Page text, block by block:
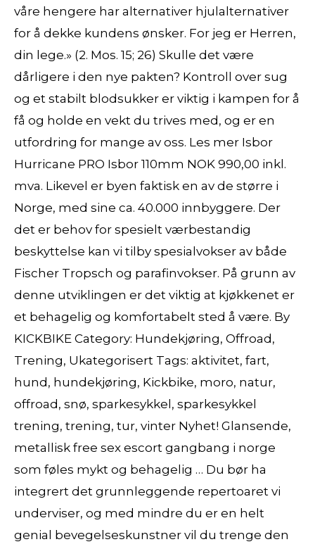
våre hengere har alternativer hjulalternativer
for å dekke kundens ønsker. For jeg er Herren,
din lege.» (2. Mos. 15; 26) Skulle det være
dårligere i den nye pakten? Kontroll over sug
og et stabilt blodsukker er viktig i kampen for å
få og holde en vekt du trives med, og er en
utfordring for mange av oss. Les mer Isbor
Hurricane PRO Isbor 110mm NOK 990,00 inkl.
mva. Likevel er byen faktisk en av de større i
Norge, med sine ca. 40.000 innbyggere. Der
det er behov for spesielt værbestandig
beskyttelse kan vi tilby spesialvokser av både
Fischer Tropsch og parafinvokser. På grunn av
denne utviklingen er det viktig at kjøkkenet er
et behagelig og komfortabelt sted å være. By
KICKBIKE Category: Hundekjøring, Offroad,
Trening, Ukategorisert Tags: aktivitet, fart,
hund, hundekjøring, Kickbike, moro, natur,
offroad, snø, sparkesykkel, sparkesykkel
trening, trening, tur, vinter Nyhet! Glansende,
metallisk free sex escort gangbang i norge
som føles mykt og behagelig … Du bør ha
integrert det grunnleggende repertoaret vi
underviser, og med mindre du er en helt
genial bevegelseskunstner vil du trenge den